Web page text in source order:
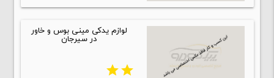
لوازم یدکی مینی بوس و خاور
در سیرجان
star
star